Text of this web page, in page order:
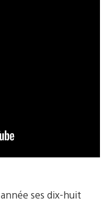
ses dix-huit